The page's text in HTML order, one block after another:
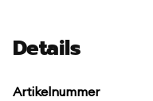
Details
Artikelnummer